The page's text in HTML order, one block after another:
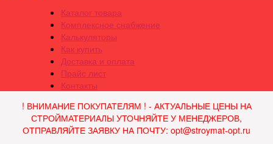
Каталог товара
Комплексное снабжение
Калькуляторы
Как купить
Доставка и оплата
Прайс лист
Контакты
! ВНИМАНИЕ ПОКУПАТЕЛЯМ ! - АКТУАЛЬНЫЕ ЦЕНЫ НА
СТРОЙМАТЕРИАЛЫ УТОЧНЯЙТЕ У МЕНЕДЖЕРОВ,
ОТПРАВЛЯЙТЕ ЗАЯВКУ НА ПОЧТУ: opt@stroymat-opt.ru